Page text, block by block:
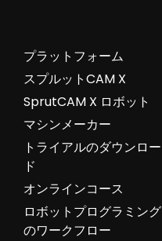
プラットフォーム
スプルットCAM X
SprutCAM X ロボット
マシンメーカー
トライアルのダウンロー
ド
オンラインコース
ロボットプログラミング
のワークフロー